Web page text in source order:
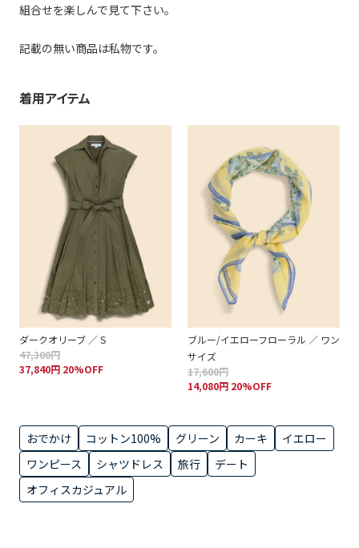
組合せを楽しんで見て下さい。
記載の無い商品は私物です。
着用アイテム
ダークオリーブ ／ S
47,300円
37,840円 20%OFF
ブルー/イエローフローラル ／ ワン
サイズ
17,600円
14,080円 20%OFF
おでかけ コットン100% グリーン カーキ
イエロー
ワンピース
シャツドレス 旅行
デート
オフィスカジュアル